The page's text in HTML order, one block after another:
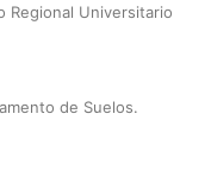
Regional Universitario
de Suelos.